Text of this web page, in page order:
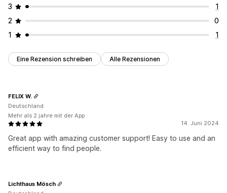
3
1
2
0
1
1
Eine Rezension schreiben Alle Rezensionen
14. Juni 2024
Great app with amazing customer support! Easy to use and an
efficient way to find people.
FELIX W.
Deutschland
Mehr als 2 jahre mit der App
Lichthaus Mösch